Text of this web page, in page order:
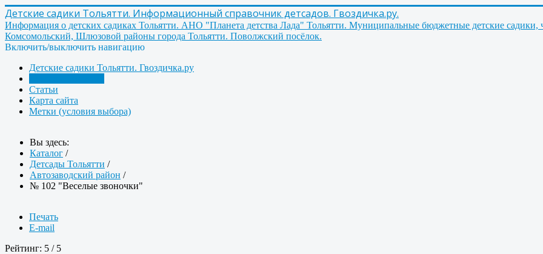
Детские садики Тольятти. Информационный справочник детсадов. Гвоздичка.ру.
Информация о детских садиках Тольятти. АНО "Планета детства Лада" Тольятти. Муниципальные бюджетные детские садики,
Комсомольский, Шлюзовой районы города Тольятти. Поволжский посёлок.
Включить/выключить навигацию
Детские садики Тольятти. Гвоздичка.ру
Статьи
Карта сайта
Метки (условия выбора)
Вы здесь:
Каталог /
Детсады Тольятти /
Автозаводский район /
№ 102 "Веселые звоночки"
Печать
E-mail
Рейтинг: 5 / 5